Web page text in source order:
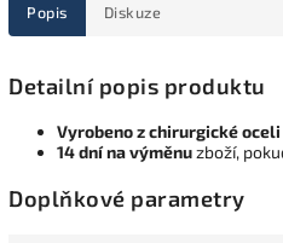
Popis Diskuze
Detailní popis produktu
Vyrobeno z chirurgické oceli
14 dní na výměnuzboží,
Doplňkové parametry